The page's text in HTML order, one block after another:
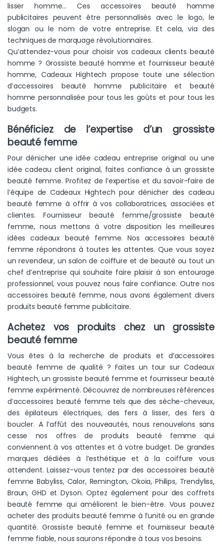
lisser homme… Ces accessoires beauté homme
publicitaires peuvent être personnalisés avec le logo, le
slogan ou le nom de votre entreprise. Et cela, via des
techniques de marquage révolutionnaires.
Qu’attendez-vous pour choisir vos cadeaux clients beauté
homme ? Grossiste beauté homme et fournisseur beauté
homme, Cadeaux Hightech propose toute une sélection
d’accessoires beauté homme publicitaire et beauté
homme personnalisée pour tous les goûts et pour tous les
budgets.
Bénéficiez de l’expertise d’un grossiste
beauté femme
Pour dénicher une idée cadeau entreprise original ou une
idée cadeau client original, faites confiance à un grossiste
beauté femme. Profitez de l’expertise et du savoir-faire de
l’équipe de Cadeaux Hightech pour dénicher des cadeau
beauté femme à offrir à vos collaboratrices, associées et
clientes. Fournisseur beauté femme/grossiste beauté
femme, nous mettons à votre disposition les meilleures
idées cadeaux beauté femme. Nos accessoires beauté
femme répondrons à toutes les attentes. Que vous soyez
un revendeur, un salon de coiffure et de beauté ou tout un
chef d’entreprise qui souhaite faire plaisir à son entourage
professionnel, vous pouvez nous faire confiance. Outre nos
accessoires beauté femme, nous avons également divers
produits beauté femme publicitaire.
Achetez vos produits chez un grossiste
beauté femme
Vous êtes à la recherche de produits et d’accessoires
beauté femme de qualité ? Faites un tour sur Cadeaux
Hightech, un grossiste beauté femme et fournisseur beauté
femme expérimenté. Découvrez de nombreuses références
d’accessoires beauté femme tels que des sèche-cheveux,
des épilateurs électriques, des fers à lisser, des fers à
boucler. A l’affût des nouveautés, nous renouvelons sans
cesse nos offres de produits beauté femme qui
conviennent à vos attentes et à votre budget. De grandes
marques dédiées à l’esthétique et à la coiffure vous
attendent. Laissez-vous tentez par des accessoires beauté
femme Babyliss, Calor, Remington, Okoia, Philips, Trendyliss,
Braun, GHD et Dyson. Optez également pour des coffrets
beauté femme qui améliorent le bien-être. Vous pouvez
acheter des produits beauté femme à l’unité ou en grande
quantité. Grossiste beauté femme et fournisseur beauté
femme fiable, nous saurons répondre à tous vos besoins.